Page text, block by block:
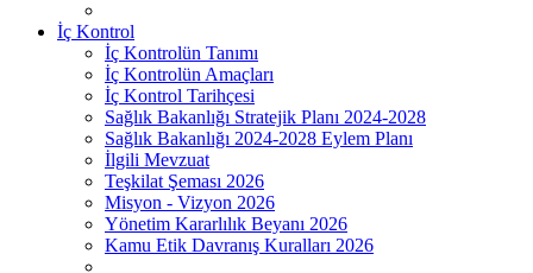
İç Kontrol
İç Kontrolün Tanımı
İç Kontrolün Amaçları
İç Kontrol Tarihçesi
Sağlık Bakanlığı Stratejik Planı 2024-2028
Sağlık Bakanlığı 2024-2028 Eylem Planı
İlgili Mevzuat
Teşkilat Şeması 2026
Misyon - Vizyon 2026
Yönetim Kararlılık Beyanı 2026
Kamu Etik Davranış Kuralları 2026